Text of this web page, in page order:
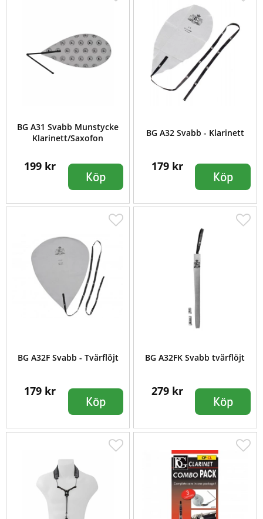
BG A31 Svabb Munstycke
Klarinett/Saxofon
199 kr
Köp
BG A32 Svabb - Klarinett
179 kr
Köp
BG A32F Svabb - Tvärflöjt
179 kr
Köp
BG A32FK Svabb tvärflöjt
279 kr
Köp